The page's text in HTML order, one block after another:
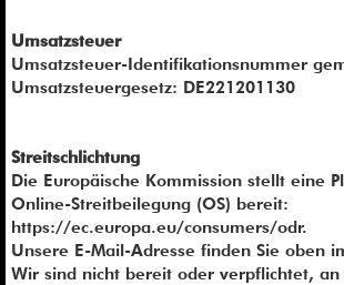
Umsatzsteuer
Umsatzsteuer-Identifikationsnummer
Umsatzsteuergesetz: DE221201130
Streitschlichtung
Die Europäische Kommission stellt eine
Online-Streitbeilegung (OS) bereit:
https://ec.europa.eu/consumers/odr.
Unsere E-Mail-Adresse finden Sie oben
Wir sind nicht bereit oder verpflichtet, an